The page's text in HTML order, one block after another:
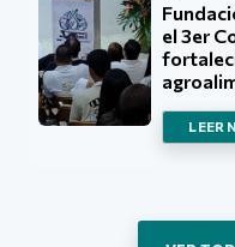
el 3er
LEER